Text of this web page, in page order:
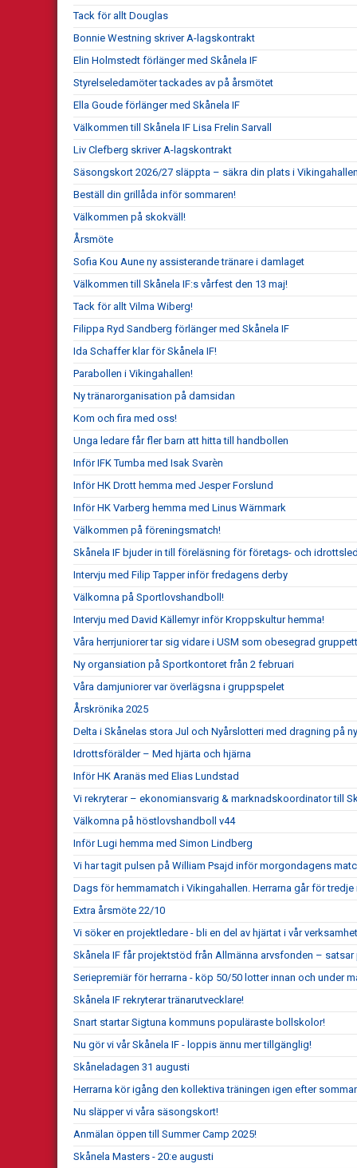
Tack för allt Douglas
Bonnie Westning skriver A-lagskontrakt
Elin Holmstedt förlänger med Skånela IF
Styrelseledamöter tackades av på årsmötet
Ella Goude förlänger med Skånela IF
Välkommen till Skånela IF Lisa Frelin Sarvall
Liv Clefberg skriver A-lagskontrakt
Säsongskort 2026/27 släppta – säkra din plats i
Beställ din grillåda inför sommaren!
Välkommen på skokväll!
Årsmöte
Sofia Kou Aune ny assisterande tränare i damlaget
Välkommen till Skånela IF:s vårfest den 13 maj!
Tack för allt Vilma Wiberg!
Filippa Ryd Sandberg förlänger med Skånela IF
Ida Schaffer klar för Skånela IF!
Parabollen i Vikingahallen!
Ny tränarorganisation på damsidan
Kom och fira med oss!
Unga ledare får fler barn att hitta till handbollen
Inför IFK Tumba med Isak Svarèn
Inför HK Drott hemma med Jesper Forslund
Inför HK Varberg hemma med Linus Wärnmark
Välkommen på föreningsmatch!
Skånela IF bjuder in till föreläsning för företags- och
Intervju med Filip Tapper inför fredagens derby
Välkomna på Sportlovshandboll!
Intervju med David Källemyr inför Kroppskultur hemma!
Våra herrjuniorer tar sig vidare i USM som obesegrad
Ny organsiation på Sportkontoret från 2 februari
Våra damjuniorer var överlägsna i gruppspelet
Årskrönika 2025
Delta i Skånelas stora Jul och Nyårslotteri med dragning på
Idrottsförälder – Med hjärta och hjärna
Inför HK Aranäs med Elias Lundstad
Vi rekryterar – ekonomiansvarig & marknadskoordinator till
Välkomna på höstlovshandboll v44
Inför Lugi hemma med Simon Lindberg
Vi har tagit pulsen på William Psajd inför morgondagens
Dags för hemmamatch i Vikingahallen. Herrarna går för
Extra årsmöte 22/10
Vi söker en projektledare - bli en del av hjärtat i vår
Skånela IF får projektstöd från Allmänna arvsfonden –
Seriepremiär för herrarna - köp 50/50 lotter innan och under
Skånela IF rekryterar tränarutvecklare!
Snart startar Sigtuna kommuns populäraste bollskolor!
Nu gör vi vår Skånela IF - loppis ännu mer tillgänglig!
Skåneladagen 31 augusti
Herrarna kör igång den kollektiva träningen igen efter
Nu släpper vi våra säsongskort!
Anmälan öppen till Summer Camp 2025!
Skånela Masters - 20:e augusti